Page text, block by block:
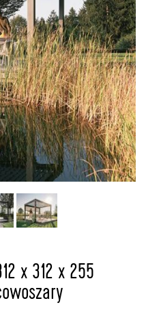
x 312 x 255